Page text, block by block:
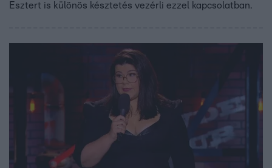
Esztert is különös késztetés vezérli ezzel kapcsolatban.